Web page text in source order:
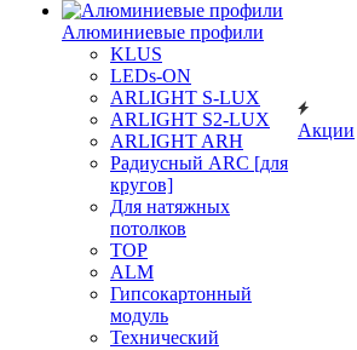
Алюминиевые профили
KLUS
LEDs-ON
ARLIGHT S-LUX
ARLIGHT S2-LUX
ARLIGHT ARH
Радиусный ARC [для
кругов]
Для натяжных
потолков
TOP
ALM
Гипсокартонный
модуль
Технический
Акции